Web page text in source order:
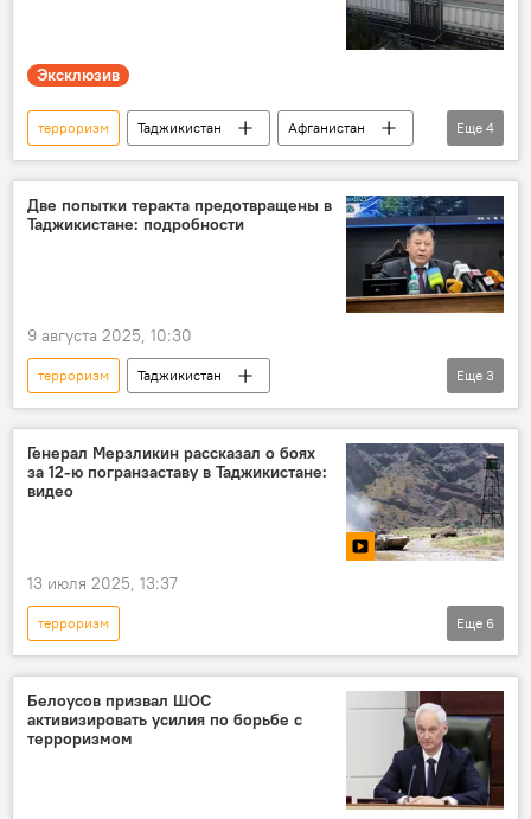
Эксклюзив
терроризм Таджикистан
Афганистан
ИГИЛ
талибы
прокуратура
Генпрокуратура Таджикистана
Еще 4
Две попытки теракта предотвращены в
Таджикистане: подробности
9 августа 2025, 10:30
терроризм
Таджикистан
МВД Таджикистана
теракт
экстремизм
Еще 3
Генерал Мерзликин рассказал о боях
за 12-ю погранзаставу в Таджикистане:
видео
13 июля 2025, 13:37
терроризм
Афганистан и Таджикистан: новости на границе
Видео
Таджикистан
Афганистан
граница
Еще 6
Белоусов призвал ШОС
активизировать усилия по борьбе с
терроризмом